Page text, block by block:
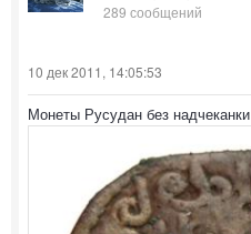
289 сообщений
10 дек 2011, 14:05:53
Монеты Русудан без надчеканки